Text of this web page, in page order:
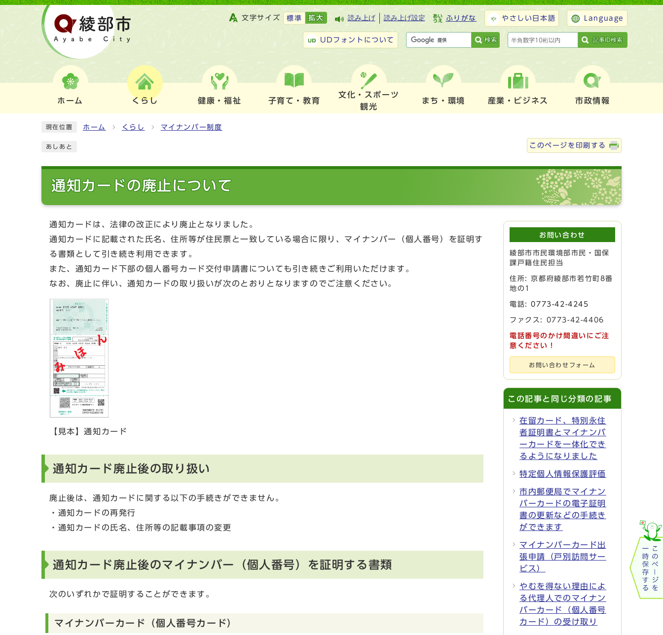
文字サイズ 標準 拡大 読み上げ 読み上げ設定 ふりがな やさしい日本語 Language
UDフォントについて 検索 記事ID検索
ホーム くらし 健康・福祉 子育て・教育
文化・スポーツ
観光
まち・環境 産業・ビジネス 市政情報
現在位置 ホーム くらし マイナンバー制度
あしあと このページを印刷する
通知カードの廃止について
通知カードは、法律の改正により廃止となりました。
通知カードに記載された氏名、住所等が住民票と一致している場合に限り、マイナンバー（個人番号）を証明す
る書類として引き続き利用できます。
また、通知カード下部の個人番号カード交付申請書についても引き続きご利用いただけます。
なお、廃止に伴い、通知カードの取り扱いが次のとおりとなりますのでご注意ください。
【見本】通知カード
通知カード廃止後の取り扱い
廃止後は、通知カードに関する以下の手続きができません。
・通知カードの再発行
・通知カードの氏名、住所等の記載事項の変更
通知カード廃止後のマイナンバー（個人番号）を証明する書類
次のいずれかで証明することができます。
マイナンバーカード（個人番号カード）
お問い合わせ
綾部市市民環境部市民・国保
課戸籍住民担当
住所: 京都府綾部市若竹町8番
地の1
電話:0773-42-4245
ファクス: 0773-42-4406
電話番号のかけ間違いにご注
意ください！
お問い合わせフォーム
この記事と同じ分類の記事
在留カード、特別永住
者証明書とマイナンバ
ーカードを一体化でき
るようになりました
特定個人情報保護評価
市内郵便局でマイナン
バーカードの電子証明
書の更新などの手続き
ができます
マイナンバーカード出
張申請（戸別訪問サー
ビス）
やむを得ない理由によ
る代理人でのマイナン
バーカード（個人番号
カード）の受け取り